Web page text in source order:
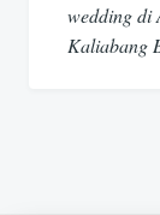
wedding di
Kaliabang